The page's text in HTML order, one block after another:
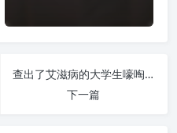
查出了艾滋病的大学生嚎啕大哭 | 纵欲危害
下一篇